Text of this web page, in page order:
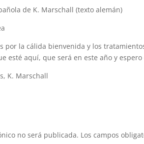
de K. Marschall (texto alemán)
por la cálida bienvenida y los
esté aquí, que será en este año y
K. Marschall
no será publicada. Los campos